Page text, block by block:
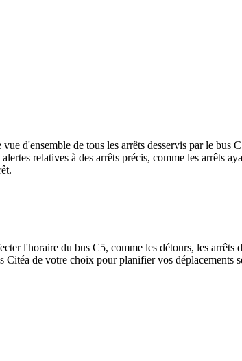
d'ensemble de tous les arrêts desservis par le bus
relatives à des arrêts précis, comme les arrêts
l'horaire du bus C5, comme les détours, les arrêts
de votre choix pour planifier vos déplacements